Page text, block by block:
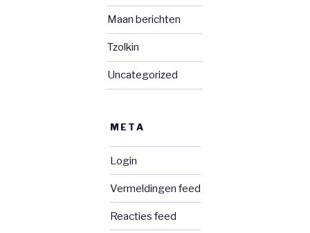
Maan berichten
Tzolkin
Uncategorized
META
Login
Vermeldingen feed
Reacties feed